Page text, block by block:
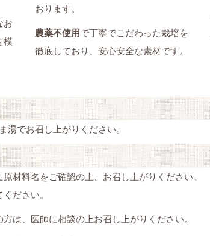
お
模
おります。
農薬不使用で丁寧でこだわった栽培を
徹底しており、安心安全な素材です。
湯でお召し上がりください。
材料名をご確認の上、お召し上がりください。
ださい。
は、医師に相談の上お召し上がりください。